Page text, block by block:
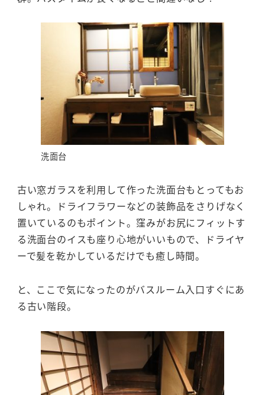
洗面台
古い窓ガラスを利用して作った洗面台もとってもお
しゃれ。ドライフラワーなどの装飾品をさりげなく
置いているのもポイント。窪みがお尻にフィットす
る洗面台のイスも座り心地がいいもので、ドライヤ
ーで髪を乾かしているだけでも癒し時間。
と、ここで気になったのがバスルーム入口すぐにあ
る古い階段。